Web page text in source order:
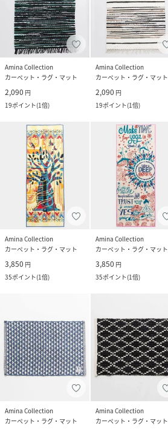
Amina Collection
カーペット・ラグ・マット
2,090 円
19ポイント(1倍)
Amina Collection
カーペット・ラグ・マット
2,090 円
19ポイント(1倍)
Amina Collection
カーペット・ラグ・マット
3,850 円
35ポイント(1倍)
Amina Collection
カーペット・ラグ・マット
3,850 円
35ポイント(1倍)
Amina Collection
カーペット・ラグ・マット
Amina Collection
カーペット・ラグ・マット